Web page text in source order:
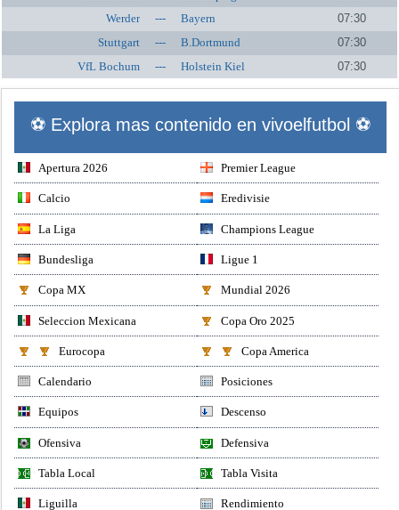
Werder
--- Bayern
07:30
Stuttgart
--- B.Dortmund
07:30
VfL Bochum
--- Holstein Kiel 07:30
⚽ Explora mas contenido en vivoelfutbol ⚽
Apertura 2026 Premier League
Calcio Eredivisie
La Liga Champions League
Bundesliga Ligue 1
Copa MX Mundial 2026
Seleccion Mexicana Copa Oro 2025
Eurocopa Copa America
Calendario Posiciones
Equipos Descenso
Ofensiva Defensiva
Tabla Local Tabla Visita
Liguilla Rendimiento